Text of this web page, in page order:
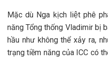
Mặc dù Nga kịch liệt phê
năng Tổng thống Vladimir bị
hầu như không thể xảy ra,
trạng tiềm năng của ICC có